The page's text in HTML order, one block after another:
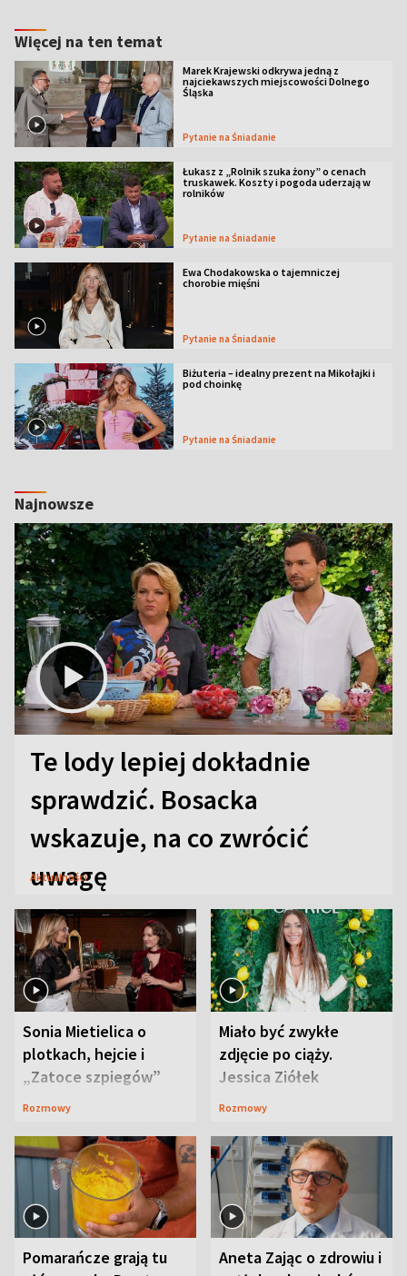
Więcej na ten temat
Marek Krajewski odkrywa jedną z
najciekawszych miejscowości Dolnego
Śląska
Pytanie na Śniadanie
Łukasz z „Rolnik szuka żony” o cenach
truskawek. Koszty i pogoda uderzają w
rolników
Pytanie na Śniadanie
Ewa Chodakowska o tajemniczej
chorobie mięśni
Pytanie na Śniadanie
Biżuteria – idealny prezent na Mikołajki i
pod choinkę
Pytanie na Śniadanie
Najnowsze
Te lody lepiej dokładnie
sprawdzić. Bosacka
wskazuje, na co zwrócić
uwagę
Aktualności
Sonia Mietielica o
plotkach, hejcie i
„Zatoce szpiegów”
Rozmowy
Miało być zwykłe
zdjęcie po ciąży.
Jessica Ziółek
wywołała lawinę
Rozmowy
Pomarańcze grają tu
Aneta Zając o zdrowiu i